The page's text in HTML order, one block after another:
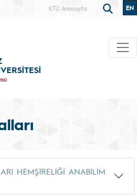
KTÜ Anasayfa EN
HEMŞİRELİĞİ ANABİLİM